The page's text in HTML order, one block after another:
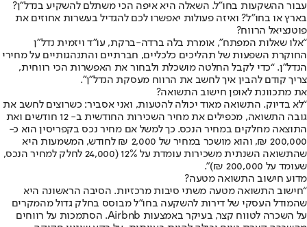
עבור ההשקעות בחו”ל. השאלה היא איפה הכי משתלם להשקיע בנדל”ן?
בארץ או בחו”ל? ואיזה פעולות יאפשרו לכם להגדיל בעשרות אחוזים את
פוטנציאל הרווח?
“אלו שאלות המפתח”, אומרת בלה ברדה-ברקת, עו”ד ויזמית נדל”ן
החוקרת השפעות של תהליכים כלכליים, חברתיים והתנהגותיים על מחירי
הנדל”ן. “כדי לקבל החלטה מושכלת ולבחור את האפשרות הכי רווחית,
צריך קודם להבין איך לחשב את הרווח מעסקת הנדל”ן”.
את מתכוונת לאופן חישוב התשואה?
“לא בדיוק. התשואה מאוד יכולה להטעות, ואני אסביר: כשרוצים לחשב את
גובה התשואה, מכפילים את מחיר השכירות החודשית ב- 12 חודשים ואת
התוצאה מחלקים במחיר הנכס. כך למשל אם מחיר נכס בקפריסין הוא כ-
200,000 ₪, והוא מושכר במחיר של 2,000 ₪ לחודש, המשמעות היא
שהתשואה השנתית משכירות עומדת על 12% (24,000 לחלק למחיר הנכס,
שעומד על 200,000 ₪)”.
מדוע חישוב התשואה מטעה?
“חישוב התשואה מטעה משתי סיבות מרכזיות. הסיבה הראשונה היא
שהמודל העסקי של דירות להשקעה בחו”ל מבוסס בחלק גדול מהמקרים
על השכרה לטווח קצר, בעיקר באמצעות Airbnb. הסתמכות על רווחים